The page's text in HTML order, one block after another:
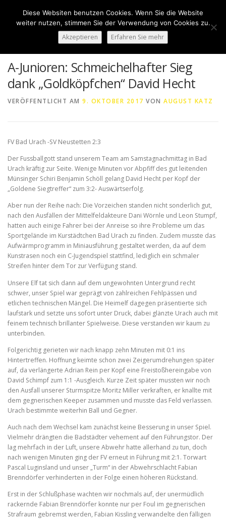
springen
A-Junioren: Schmeichelhafter Sieg
dank „Goldköpfchen“ David Hecht
VERÖFFENTLICHT AM 9. OKTOBER 2017 VON AUGUST KATZ
FV Bad Urach -SV Neustetten 2:3
Der Fussballgott stand unserem Team am Samstagnachmittag in Bad
Urach kräftig zur Seite. Wenige Minuten vor Abpfiff des gut leitenden
Münsinger Schiri Benjamin Schöll gelang David Hecht per Kopf der
„Goldene Siegtreffer“ zum 3:2- Auswärtserfolg.
Aber nun der Reihe nach: Die Vorzeichen standen nicht sonderlich gut,
nach den Ausfällen der Mittelfeldakteure Dani Wörnle und Leon Stumpf,
hatten auch einige Fahrer bei der Anreise so ihre Probleme um das
Sportgelände im Kurstädtchen Bad Urach zu finden. Zudem musste das
Aufwärmprogramm in Miniausführung gestaltet werden, da auf dem
Kunstrasen noch ein C-Jugendspiel stattfind, lediglich ein schmaler
Streifen hinter dem Tor zur Verfügung stand.
Unsere Elf tat sich dann auf dem ungewohnten Untergrund recht
schwer, unser Spiel war geprägt von zahlreichen Fehlpässen und
etlichen technischen Mängel. Die Heimelf dagegen präsentierte sich
laufstark und setzte uns sofort unter Druck, dabei glänzte Urach auch mit
feinem technisch brillanter Spielweise. Diese verstanden wir kaum zu
unterbinden.
Folgerichtig gerieten wir nach knapp zehn Minuten mit 0:1 ins
Hintertreffen. Hoffnung keimte schon zwei Zeigerumdrehungen später
auf, da verlängerte Adrian Rein per Kopf eine Freistoßhereingabe von
David Schimpf zum 1:1 -Ausgleich. Kurze Zeit später mussten wir noch
den Ausfall unserer Sturmspitze Moritz Miller verkraften, er knallte mit
dem gegnerischen Keeper zusammen und musste das Feld verlassen.
Urach bestimmte weiterhin Ball und Gegner.
Auch nach dem Wechsel kam zunächst keine Besserung in unser Spiel.
Vielmehr drängten die Badstädter vehement auf den Führungstor. Der
lag mehrfach in der Luft, unsere Abwehr hatte allerhand zu tun, doch
nach wenigen Minuten ging der FV erneut in Führung mit 2:1. Torwart
Pascal Luginsland und unser „Turm“ in der Abwehrschlacht Fabian
Brenndörfer verhinderten in der Folge einen höheren Rückstand.
Erst in der Schlußphase wachten wir nochmals auf, der unermüdlich
rackernde Fabian Brenndörfer konnte nur per Foul im gegnerischen
Strafraum gebremst werden, Fabian Kissling verwandelte den fälligen
Diese Websiten benutzen Cookies. Wenn Sie die Website
weiter nutzen, stimmen Sie der Verwendung von Cookies zu.
Akzeptieren Erfahren Sie mehr